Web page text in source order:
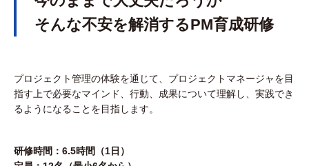
そんな不安を解消するPM育成研修
プロジェクト管理の体験を通じて、プロジェクトマネージャを目
指す上で必要なマインド、行動、成果について理解し、実践でき
るようになることを目指します。
研修時間：6.5時間（1日）